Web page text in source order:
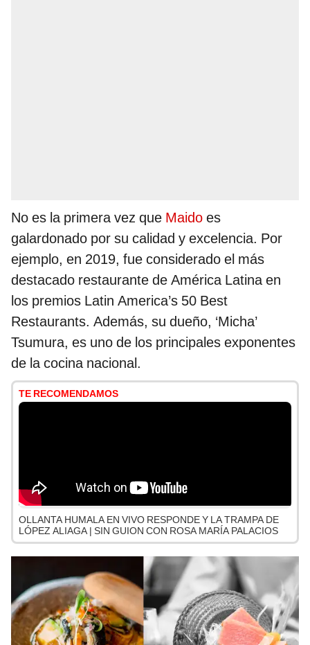
No es la primera vez que Maido es
galardonado por su calidad y excelencia. Por
ejemplo, en 2019, fue considerado el más
destacado restaurante de América Latina en
los premios Latin America’s 50 Best
Restaurants. Además, su dueño, ‘Micha’
Tsumura, es uno de los principales exponentes
de la cocina nacional.
TE RECOMENDAMOS
OLLANTA HUMALA EN VIVO RESPONDE Y LA TRAMPA DE
LÓPEZ ALIAGA | SIN GUION CON ROSA MARÍA PALACIOS